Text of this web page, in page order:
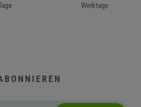
Werktage